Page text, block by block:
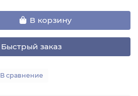
В корзину
Быстрый заказ
В сравнение